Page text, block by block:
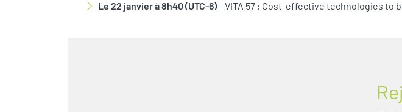
Le 22 janvier à 8h40 (UTC-6)– VITA 57 : Cost-effective technologies to